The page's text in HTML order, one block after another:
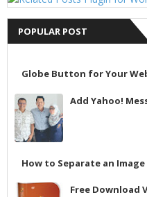
POPULAR POST
Globe Button for Your
Add Yahoo!
How to Separate an
Free Download